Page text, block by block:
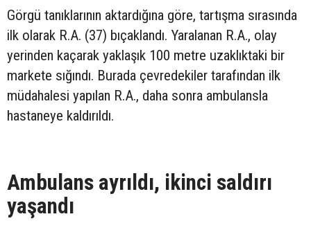
Görgü tanıklarının aktardığına göre, tartışma sırasında
ilk olarak R.A. (37) bıçaklandı. Yaralanan R.A., olay
yerinden kaçarak yaklaşık 100 metre uzaklıktaki bir
markete sığındı. Burada çevredekiler tarafından ilk
müdahalesi yapılan R.A., daha sonra ambulansla
hastaneye kaldırıldı.
Ambulans ayrıldı, ikinci saldırı
yaşandı